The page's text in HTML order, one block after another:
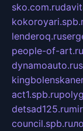
sko.com.ru
lenderoq.ru
people-of-art.ru
dynamoauto.ru
act1.spb.ru
detsad125.ru
council.spb.ru